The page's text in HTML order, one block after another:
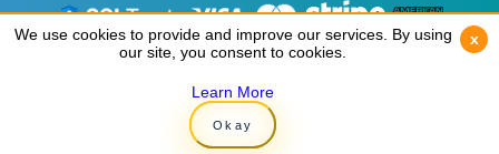
Copyright © 2019 Rent 'n Connect
We use cookies to provide and improve our services. By using
our site, you consent to cookies.
Learn More
Okay
x
We use cookies to provide and improve our services. By using
our site, you consent to cookies.
Learn More
Okay
x